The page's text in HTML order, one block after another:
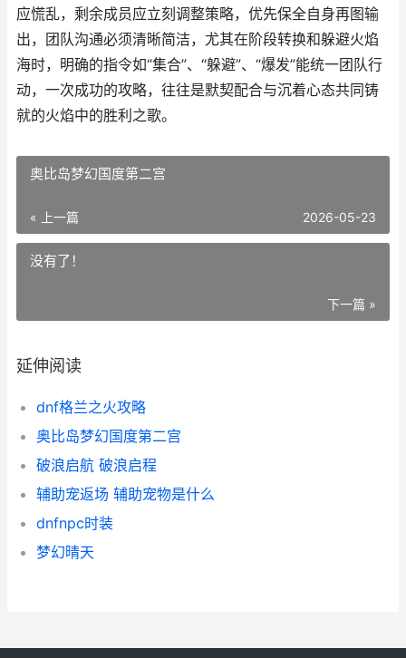
应慌乱，剩余成员应立刻调整策略，优先保全自身再图输
出，团队沟通必须清晰简洁，尤其在阶段转换和躲避火焰
海时，明确的指令如“集合”、“躲避”、“爆发”能统一团队行
动，一次成功的攻略，往往是默契配合与沉着心态共同铸
就的火焰中的胜利之歌。
奥比岛梦幻国度第二宫
« 上一篇 2026-05-23
没有了！
下一篇 »
延伸阅读
dnf格兰之火攻略
奥比岛梦幻国度第二宫
破浪启航 破浪启程
辅助宠返场 辅助宠物是什么
dnfnpc时装
梦幻晴天